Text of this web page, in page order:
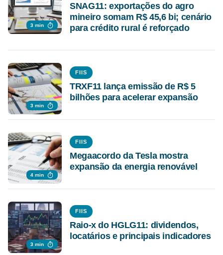
3 min
SNAG11: exportações do agro
mineiro somam R$ 45,6 bi; cenário
para crédito rural é reforçado
3 min
FIIS
TRXF11 lança emissão de R$ 5
bilhões para acelerar expansão
4 min
FIIS
Megaacordo da Tesla mostra
expansão da energia renovável
3 min
FIIS
Raio-x do HGLG11: dividendos,
locatários e principais indicadores